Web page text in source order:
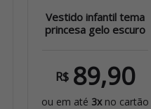
Vestido infantil tema
princesa gelo escuro
R$ 89,90
ou em até 3xno cartão